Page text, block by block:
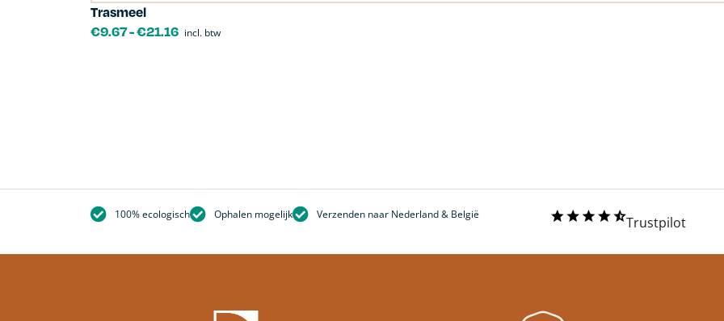
Trasmeel
€9.67-€21.16 incl. btw
100% ecologisch Ophalen mogelijk Verzenden naar Nederland & België Trustpilot